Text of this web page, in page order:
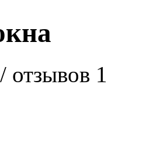
/ отзывов 1